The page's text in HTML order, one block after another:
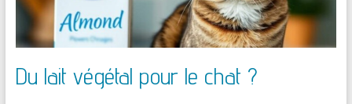
Du lait végétal pour le chat ?